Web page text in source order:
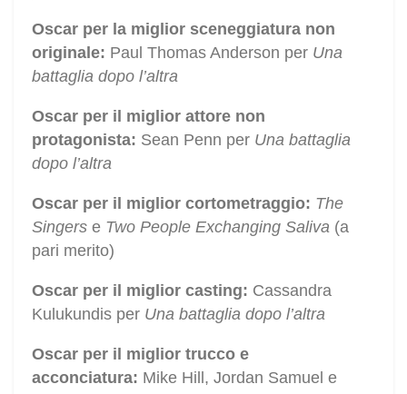
Oscar per la miglior sceneggiatura non
originale: Paul Thomas Anderson per Una
battaglia dopo l’altra
Oscar per il miglior attore non
protagonista: Sean Penn per Una battaglia
dopo l’altra
Oscar per il miglior cortometraggio: The
Singers e Two People Exchanging Saliva (a
pari merito)
Oscar per il miglior casting: Cassandra
Kulukundis per Una battaglia dopo l’altra
Oscar per il miglior trucco e
acconciatura: Mike Hill, Jordan Samuel e